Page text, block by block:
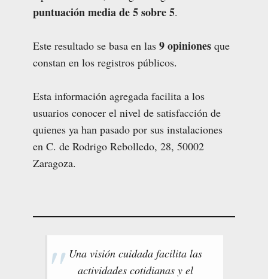
puntuación media de 5 sobre 5.
Este resultado se basa en las 9 opiniones que
constan en los registros públicos.
Esta información agregada facilita a los
usuarios conocer el nivel de satisfacción de
quienes ya han pasado por sus instalaciones
en C. de Rodrigo Rebolledo, 28, 50002
Zaragoza.
Una visión cuidada facilita las
actividades cotidianas y el